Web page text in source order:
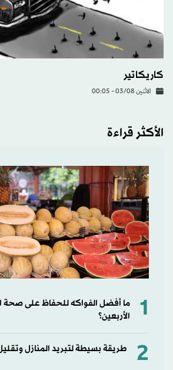
كاريكاتير
الاثنين 03/08 - 00:05
الأكثر قراءة
1
ما أفضل الفواكه للحفاظ على صحة
الأربعين؟
2 طريقة بسيطة لتبريد المنازل